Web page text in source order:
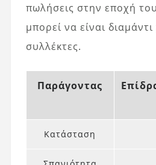
πωλήσεις στην εποχή
μπορεί να είναι διαμάντι
συλλέκτες.
Παράγοντας
Κατάσταση